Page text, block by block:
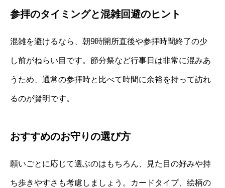
参拝のタイミングと混雑回避のヒント
混雑を避けるなら、朝9時開所直後や参拝時間終了の少
し前がねらい目です。節分祭など行事日は非常に混みあ
うため、通常の参拝時と比べて時間に余裕を持って訪れ
るのが賢明です。
おすすめのお守りの選び方
願いごとに応じて選ぶのはもちろん、見た目の好みや持
ち歩きやすさも考慮しましょう。カードタイプ、絵柄の